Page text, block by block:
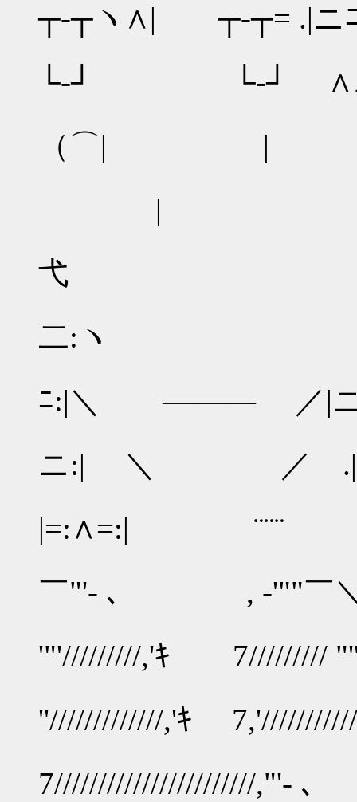
┬‐┬ヽ∧| ┬‐┬= .|ニﾆ
＼
└‐┘ └‐┘ ∧ニ
（⌒| |
| ｜
弋
二:ヽ ／
ﾆ:|＼ ――― ／|ニﾆ
ニ:| ＼ ／ .|ﾆ
|=:∧=:| ¨¨¨
￣"'- ､ , -'""￣
'"'/////////,'ｷ 7/////////
''/////////////,'ｷ
7///////////////////////,"'- ､